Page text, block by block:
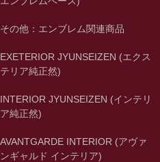
その他：エンブレム関連商品
EXETERIOR JYUNSEIZEN (エクス
テリア純正然)
INTERIOR JYUNSEIZEN (インテリ
ア純正然)
AVANTGARDE INTERIOR (アヴァ
ンギャルド インテリア)